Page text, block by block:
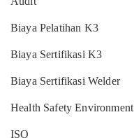
Biaya Pelatihan K3
Biaya Sertifikasi K3
Biaya Sertifikasi Welder
Health Safety Environment
ISO